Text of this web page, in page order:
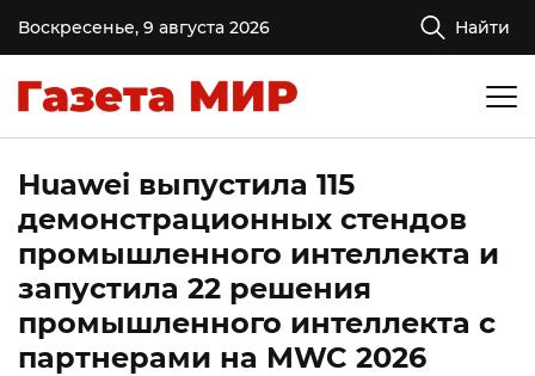
Воскресенье, 9 августа 2026 Найти
Huawei выпустила 115
демонстрационных стендов
промышленного интеллекта и
запустила 22 решения
промышленного интеллекта с
партнерами на MWC 2026